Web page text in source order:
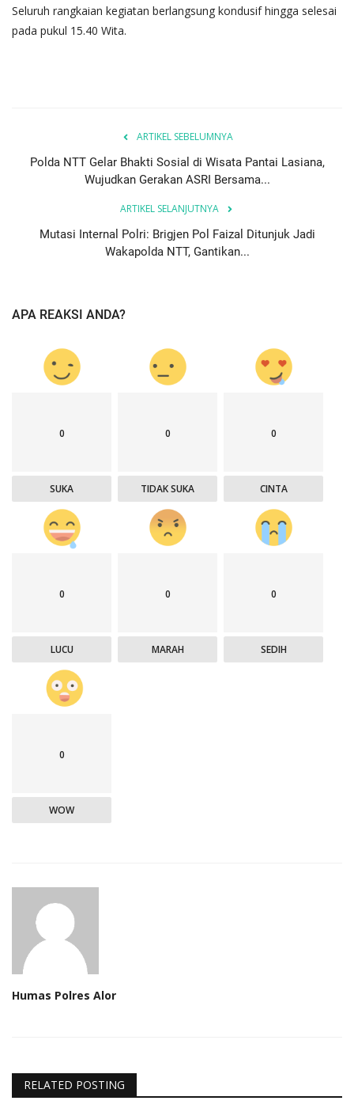
Seluruh rangkaian kegiatan berlangsung kondusif hingga selesai
pada pukul 15.40 Wita.
ARTIKEL SEBELUMNYA
Polda NTT Gelar Bhakti Sosial di Wisata Pantai Lasiana,
Wujudkan Gerakan ASRI Bersama...
ARTIKEL SELANJUTNYA
Mutasi Internal Polri: Brigjen Pol Faizal Ditunjuk Jadi
Wakapolda NTT, Gantikan...
APA REAKSI ANDA?
0
SUKA
0
TIDAK SUKA
0
CINTA
0
LUCU
0
MARAH
0
SEDIH
0
WOW
Humas Polres Alor
RELATED POSTING